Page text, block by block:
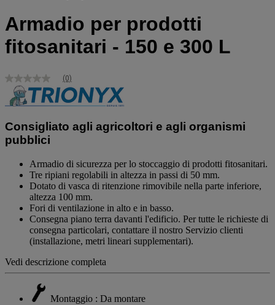
Armadio per prodotti
fitosanitari - 150 e 300 L
Nessuna
valutazione
Stesso
alla
pagina.
(0)
Consigliato agli agricoltori e agli organismi
pubblici
Armadio di sicurezza per lo stoccaggio di prodotti fitosanitari.
Tre ripiani regolabili in altezza in passi di 50 mm.
Dotato di vasca di ritenzione rimovibile nella parte inferiore,
altezza 100 mm.
Fori di ventilazione in alto e in basso.
Consegna piano terra davanti l'edificio. Per tutte le richieste di
consegna particolari, contattare il nostro Servizio clienti
(installazione, metri lineari supplementari).
Vedi descrizione completa
Montaggio : Da montare